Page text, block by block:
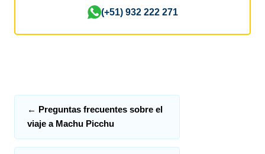
(+51) 932 222 271
← Preguntas frecuentes sobre el
viaje a Machu Picchu